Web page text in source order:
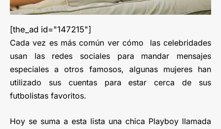
[the_ad id="147215"]
Cada vez es más común ver cómo las celebridades
usan las redes sociales para mandar mensajes
especiales a otros famosos, algunas mujeres han
utilizado sus cuentas para estar cerca de sus
futbolistas favoritos.
Hoy se suma a esta lista una chica Playboy llamada